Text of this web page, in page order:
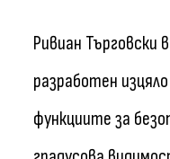
Ривиан Търговски
разработен
функциите за